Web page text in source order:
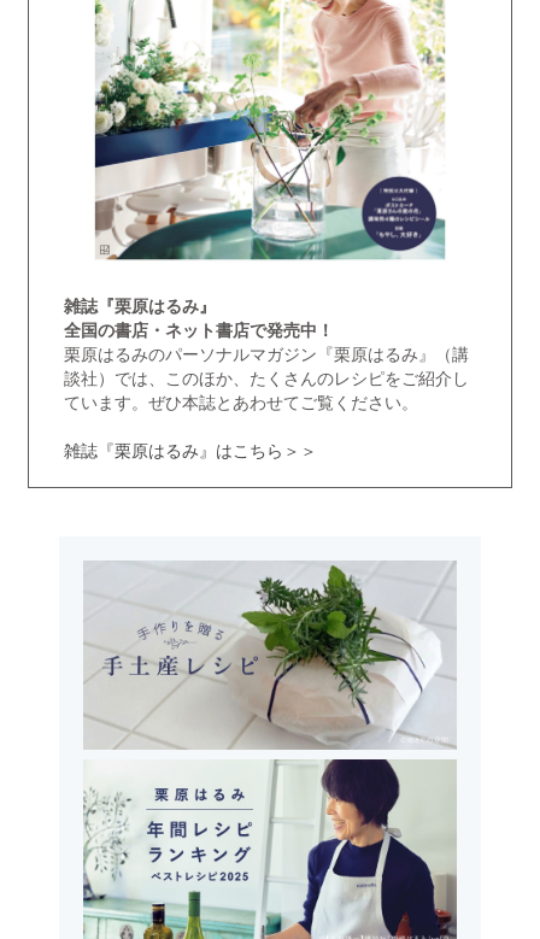
雑誌『栗原はるみ』
全国の書店・ネット書店で発売中！
栗原はるみのパーソナルマガジン『栗原はるみ』（講
談社）では、このほか、たくさんのレシピをご紹介し
ています。ぜひ本誌とあわせてご覧ください。
雑誌『栗原はるみ』はこちら＞＞